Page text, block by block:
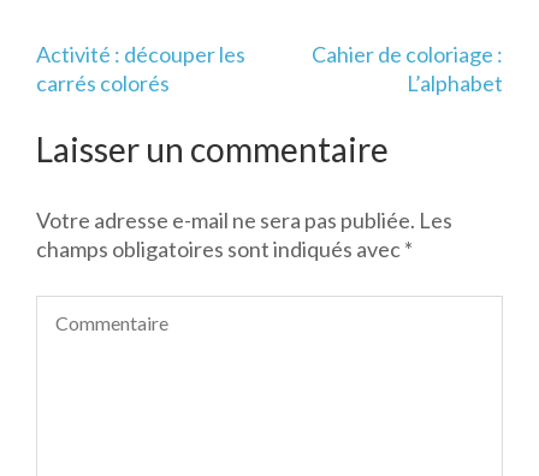
Navigation
de
Activité : découper les
carrés colorés
Cahier de coloriage :
L’alphabet
Laisser un commentaire
Votre adresse e-mail ne sera pas publiée. Les
champs obligatoires sont indiqués avec*